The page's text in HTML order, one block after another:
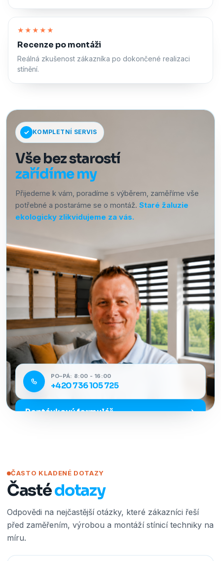
★★★★★
Recenze po montáži
Reálná zkušenost zákazníka po dokončené realizaci
stínění.
KOMPLETNÍ SERVIS
Vše bez starostí
zařídíme my
Přijedeme k vám, poradíme s výběrem, zaměříme vše
potřebné a postaráme se o montáž. Staré žaluzie
ekologicky zlikvidujeme za vás.
PO–PÁ: 8:00 - 16:00
+420 736 105 725
Poptávkový formulář
ČASTO KLADENÉ DOTAZY
Častédotazy
Odpovědi na nejčastější otázky, které zákazníci řeší
před zaměřením, výrobou a montáží stínicí techniky na
míru.